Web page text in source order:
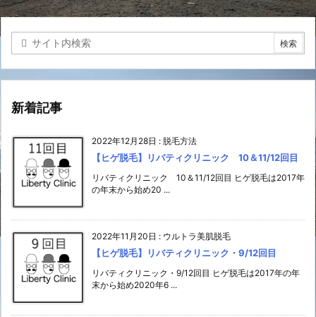
新着記事
2022年12月28日 : 脱毛方法
【ヒゲ脱毛】リバティクリニック 10＆11/12回目
リバティクリニック 10＆11/12回目 ヒゲ脱毛は2017年
の年末から始め20 ...
2022年11月20日 : ウルトラ美肌脱毛
【ヒゲ脱毛】リバティクリニック・9/12回目
リバティクリニック・9/12回目 ヒゲ脱毛は2017年の年
末から始め2020年6 ...